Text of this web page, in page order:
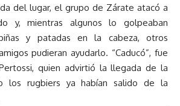
del lugar, el grupo de Zárate atacó a
y, mientras algunos lo golpeaban
y patadas en la cabeza, otros
pudieran ayudarlo. “Caducó”, fue
quien advirtió la llegada de la
los rugbiers ya habían salido de la